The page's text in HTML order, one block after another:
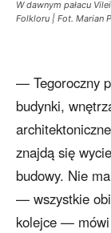
W dawnym pałacu
Folkloru | Fot. Marian
— Tegoroczny
budynki,
znajdą się
budowy. Nie
— wszystkie
kolejce — mówi